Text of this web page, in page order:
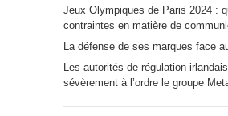
Jeux Olympiques de Paris 2024 :
contraintes en matière de
La défense de ses marques face
Les autorités de régulation
sévèrement à l’ordre le groupe